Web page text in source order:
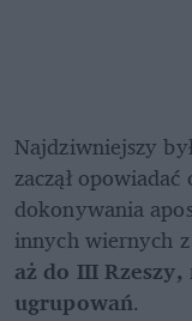
Najdziwniejszy
zaczął
dokonywania
innych wiernych
aż do III
ugrupowań.